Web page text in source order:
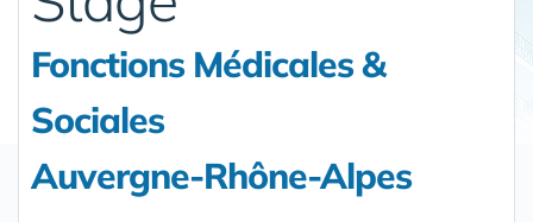
Fonctions Médicales &
Sociales
Auvergne-Rhône-Alpes